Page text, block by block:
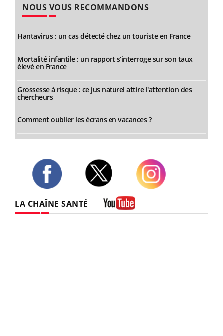
NOUS VOUS RECOMMANDONS
Hantavirus : un cas détecté chez un touriste en France
Mortalité infantile : un rapport s’interroge sur son taux
élevé en France
Grossesse à risque : ce jus naturel attire l'attention des
chercheurs
Comment oublier les écrans en vacances ?
LA CHAÎNE SANTÉ